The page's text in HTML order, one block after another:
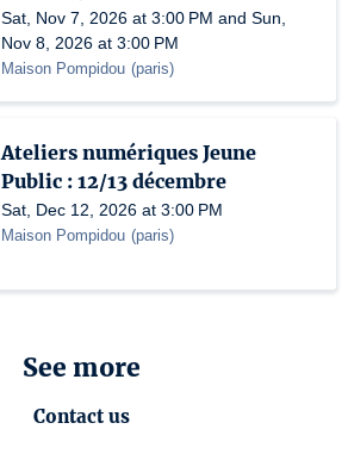
Sat, Nov 7, 2026 at 3:00 PM and Sun,
Nov 8, 2026 at 3:00 PM
Maison Pompidou (paris)
Ateliers numériques Jeune
Public : 12/13 décembre
Sat, Dec 12, 2026 at 3:00 PM
Maison Pompidou (paris)
See more
Contact us